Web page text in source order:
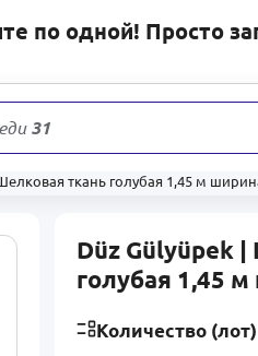
по одной! Просто
31 233
ткань голубая 1,45 м
Düz Gülyüpek
голубая 1,45
Количество (лот)